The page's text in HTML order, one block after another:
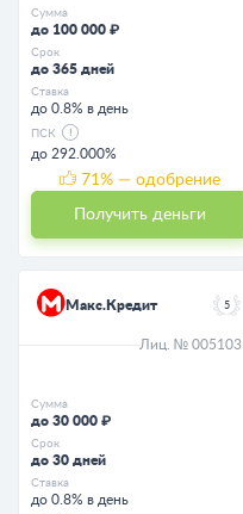
Сумма
до 100 000 ₽
Срок
до 365 дней
Ставка
до 0.8% в день
ПСК
до 292.000%
71 % — одобрение
Получить деньги
Макс.Кредит 5
Лиц. № 005103
Сумма
до 30 000 ₽
Срок
до 30 дней
Ставка
до 0.8% в день